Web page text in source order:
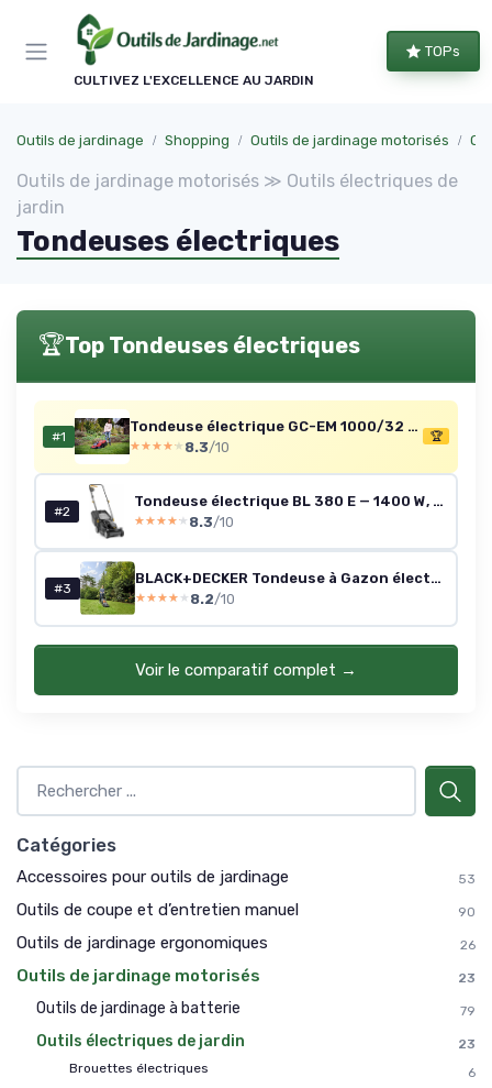
CULTIVEZ L'EXCELLENCE AU JARDIN
TOPs
Outils de jardinage Shopping Outils de jardinage motorisés
Outils de jardinage motorisés ≫ Outils électriques de
jardin
Tondeuses électriques
🏆Top Tondeuses électriques
#1
Tondeuse électrique GC-EM 1000/32 — 1000 W, 32 cm, bac 30 L
★★★★★
★★★★★ 8.3/10
🏆
#2
Tondeuse électrique BL 380 E — 1400 W, 38 cm, bac 40 L
★★★★★
★★★★★ 8.3/10
#3
BLACK+DECKER Tondeuse à Gazon électrique légère de 1000 W de 32 cm de Large avec 3 hauteurs réglables et récupérateur d'herbe de 30 L, BEMW351-QS Unique
★★★★★
★★★★★ 8.2/10
Voir le comparatif complet →
Catégories
Accessoires pour outils de jardinage 53
Outils de coupe et d’entretien manuel 90
Outils de jardinage ergonomiques 26
Outils de jardinage motorisés 23
Outils de jardinage à batterie 79
Outils électriques de jardin
23
Brouettes électriques
6
Panneau de gestion des cookies